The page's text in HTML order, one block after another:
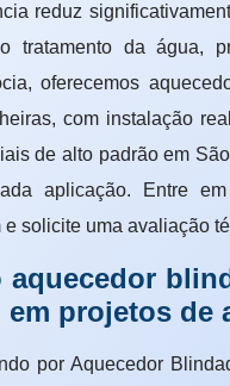
reduz
tratamento da água,
oferecemos
com instalação
de alto padrão em
aplicação. Entre
solicite uma avaliação
aquecedor
projetos de
por Aquecedor